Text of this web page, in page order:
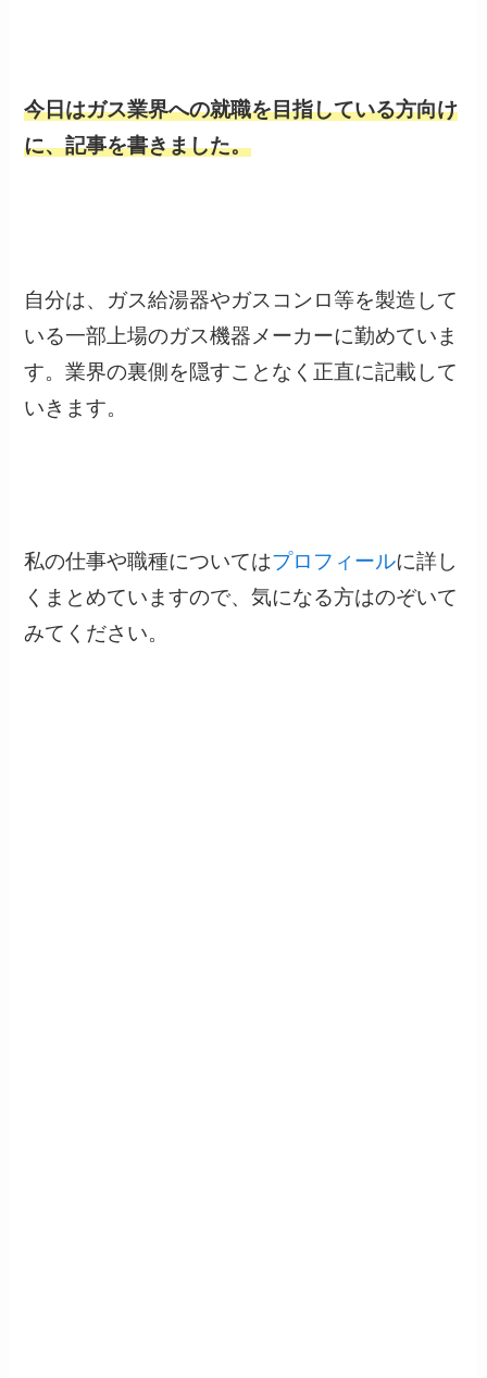
今日はガス業界への就職を目指している方向け
に、記事を書きました。
自分は、ガス給湯器やガスコンロ等を製造して
いる一部上場のガス機器メーカーに勤めていま
す。業界の裏側を隠すことなく正直に記載して
いきます。
私の仕事や職種についてはプロフィールに詳し
くまとめていますので、気になる方はのぞいて
みてください。